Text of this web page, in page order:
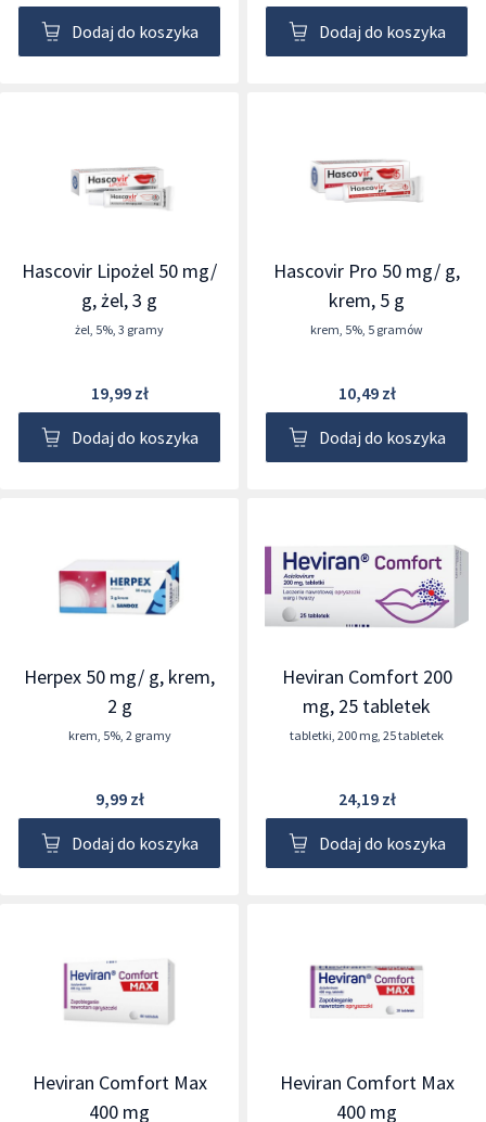
Dodaj do koszyka Dodaj do koszyka
Hascovir Lipożel 50 mg/
g, żel, 3 g
żel, 5%, 3 gramy
19,99 zł
Dodaj do koszyka
Hascovir Pro 50 mg/ g,
krem, 5 g
krem, 5%, 5 gramów
10,49 zł
Dodaj do koszyka
Herpex 50 mg/ g, krem,
2 g
krem, 5%, 2 gramy
9,99 zł
Dodaj do koszyka
Heviran Comfort 200
mg, 25 tabletek
tabletki, 200 mg, 25 tabletek
24,19 zł
Dodaj do koszyka
Heviran Comfort Max
400 mg
Heviran Comfort Max
400 mg